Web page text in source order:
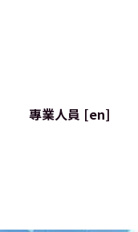
專業人員 [en]